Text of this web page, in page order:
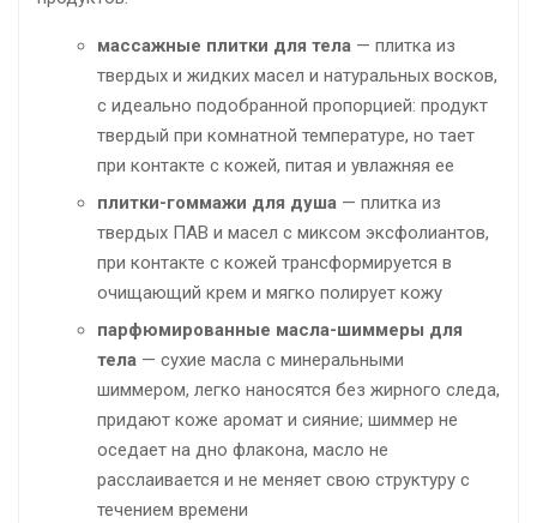
массажные плитки для тела — плитка из
твердых и жидких масел и натуральных восков,
с идеально подобранной пропорцией: продукт
твердый при комнатной температуре, но тает
при контакте с кожей, питая и увлажняя ее
плитки-гоммажи для душа — плитка из
твердых ПАВ и масел с миксом эксфолиантов,
при контакте с кожей трансформируется в
очищающий крем и мягко полирует кожу
парфюмированные масла-шиммеры для
тела — сухие масла с минеральными
шиммером, легко наносятся без жирного следа,
придают коже аромат и сияние; шиммер не
оседает на дно флакона, масло не
расслаивается и не меняет свою структуру с
течением времени